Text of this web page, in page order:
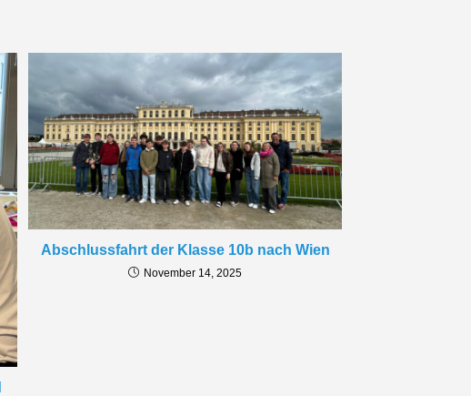
Abschlussfahrt der Klasse 10b nach Wien
November 14, 2025